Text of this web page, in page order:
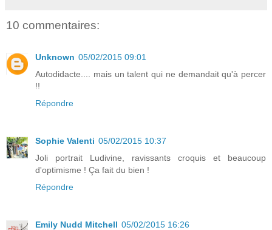
10 commentaires:
Unknown 05/02/2015 09:01
Autodidacte.... mais un talent qui ne demandait qu'à percer
!!
Répondre
Sophie Valenti 05/02/2015 10:37
Joli portrait Ludivine, ravissants croquis et beaucoup
d'optimisme ! Ça fait du bien !
Répondre
Emily Nudd Mitchell 05/02/2015 16:26